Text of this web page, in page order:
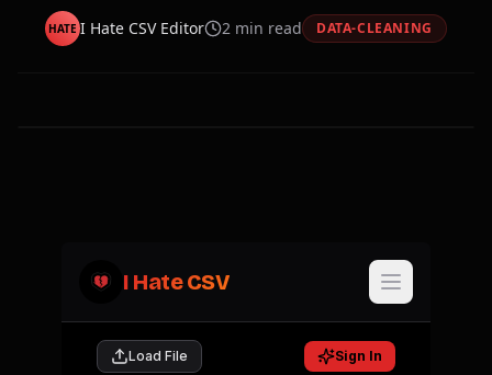
HATE I Hate CSV Editor 2 min read DATA-CLEANING